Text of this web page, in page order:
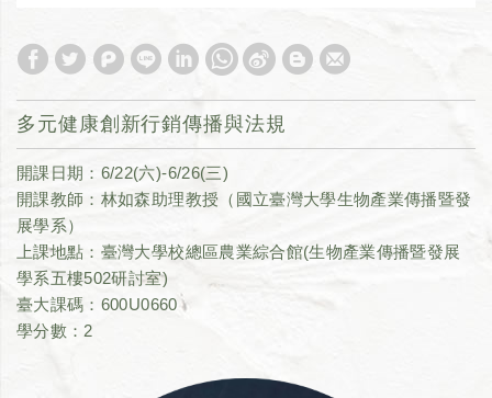
多元健康創新行銷傳播與法規
開課日期：6/22(六)-6/26(三)
開課教師：林如森助理教授（國立臺灣大學生物產業傳播暨發
展學系）
上課地點：臺灣大學校總區農業綜合館(生物產業傳播暨發展
學系五樓502研討室)
臺大課碼：600U0660
學分數：2